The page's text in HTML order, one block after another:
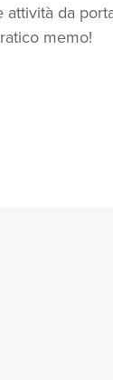
attività da
memo!